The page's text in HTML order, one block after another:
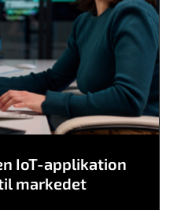
IoT-applikation
markedet